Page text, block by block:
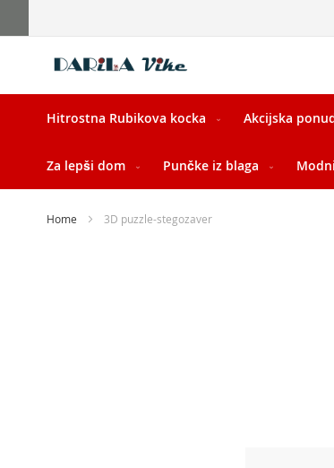
Content
Hitrostna Rubikova kocka
Akcijska
Za lepši dom Punčke iz blaga
Home 3D puzzle-stegozaver